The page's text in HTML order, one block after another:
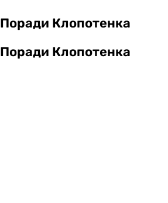
Поради Клопотенка
Поради Клопотенка